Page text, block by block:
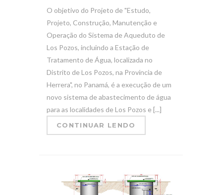
O objetivo do Projeto de "Estudo,
Projeto, Construção, Manutenção e
Operação do Sistema de Aqueduto de
Los Pozos, incluindo a Estação de
Tratamento de Água, localizada no
Distrito de Los Pozos, na Província de
Herrera", no Panamá, é a execução de um
novo sistema de abastecimento de água
para as localidades de Los Pozos e [...]
CONTINUAR LENDO